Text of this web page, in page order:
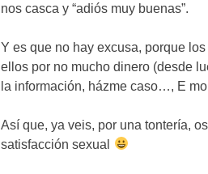
nos casca y “adiós muy buenas”.
Y es que no hay excusa, porque
ellos por no mucho dinero (desde
la información, házme caso…, E
Así que,ya veis, por una tontería,
satisfacción sexual